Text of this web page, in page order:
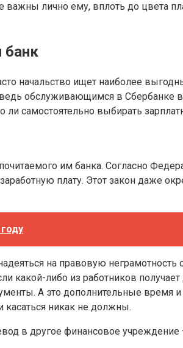
лично ему, вплоть до цвета
банк
начальство ищет наиболее
обслуживающимся в Сбербанке
ли самостоятельно выбирать
им банка. Согласно
плату. Этот закон даже
на правовую неграмотность
какой-либо из работников
А это дополнительные время
касаться никак не должны.
в другое финансовое